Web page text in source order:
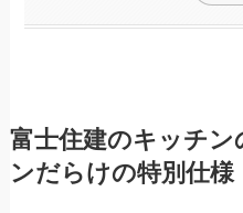
富士住建のキッチン
ンだらけの特別仕様